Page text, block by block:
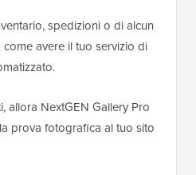
spedizioni o di alcun
avere il tuo servizio di
allora NextGEN Gallery Pro
prova fotografica al tuo sito